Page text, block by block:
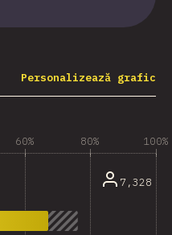
Personalizează grafic
60% 80% 100%
7,328